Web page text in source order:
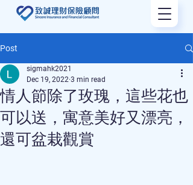
Post
情人節除了玫瑰，這些花也
可以送，寓意美好又漂亮，
還可盆栽觀賞
sigmahk2021
Dec 19, 2022 3 min read